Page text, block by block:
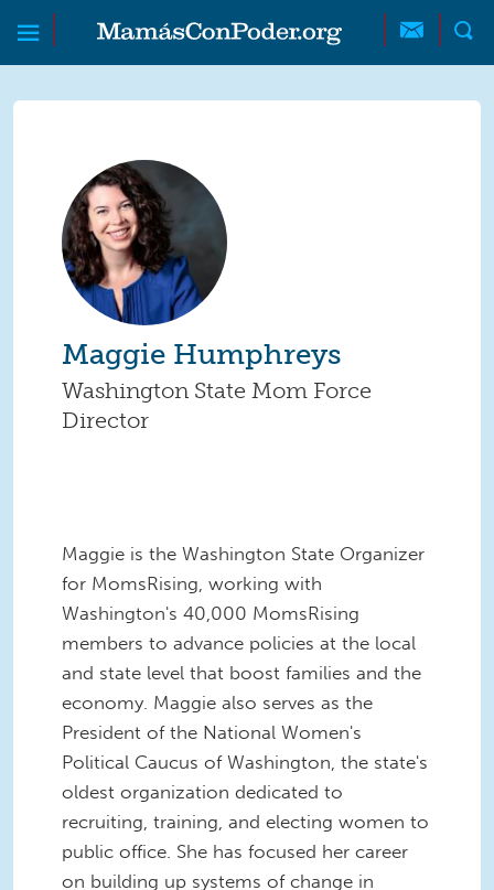
Skip to main content
Skip to main content
MamásConPoder
Maggie Humphreys
Washington State Mom Force
Director
Maggie is the Washington State Organizer
for MomsRising, working with
Washington's 40,000 MomsRising
members to advance policies at the local
and state level that boost families and the
economy. Maggie also serves as the
President of the National Women's
Political Caucus of Washington, the state's
oldest organization dedicated to
recruiting, training, and electing women to
public office. She has focused her career
on building up systems of change in